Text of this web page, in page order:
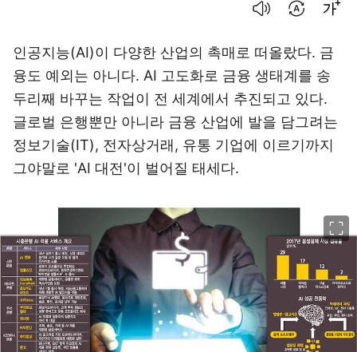
인공지능(AI)이 다양한 산업의 촉매로 떠올랐다. 금
융도 예외는 아니다. AI 고도화로 금융 생태계를 송
두리째 바꾸는 작업이 전 세계에서 추진되고 있다.
글로벌 은행뿐만 아니라 금융 산업에 발을 담그려는
정보기술(IT), 전자상거래, 유통 기업에 이르기까지
그야말로 'AI 대전'이 벌어질 태세다.